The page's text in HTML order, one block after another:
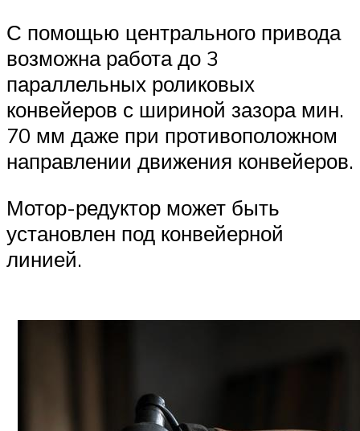
С помощью центрального привода
возможна работа до 3
параллельных роликовых
конвейеров с шириной зазора мин.
70 мм даже при противоположном
направлении движения конвейеров.
Мотор-редуктор может быть
установлен под конвейерной
линией.